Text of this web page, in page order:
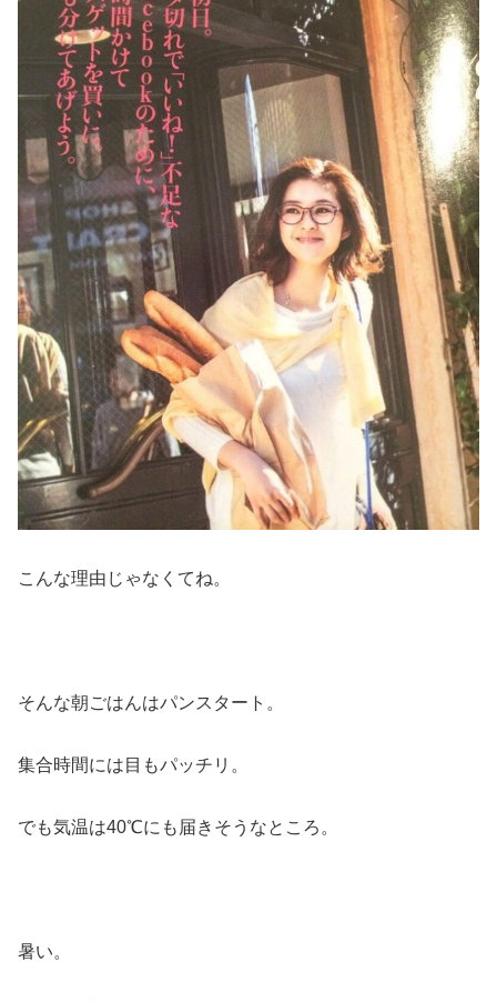
こんな理由じゃなくてね。
そんな朝ごはんはパンスタート。
集合時間には目もパッチリ。
でも気温は40℃にも届きそうなところ。
暑い。